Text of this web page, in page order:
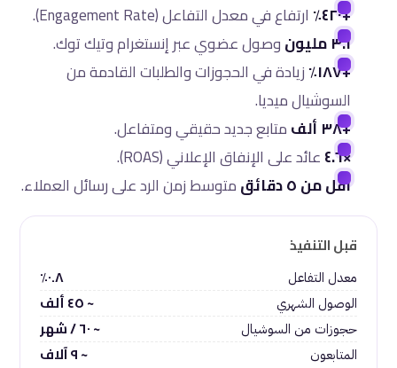
+٤٢٠٪
ارتفاع في معدل التفاعل (Engagement Rate).
٣.١ مليون
وصول عضوي عبر إنستغرام وتيك توك.
+١٨٧٪
زيادة في الحجوزات والطلبات القادمة من
السوشيال ميديا.
+٣٨ ألف
متابع جديد حقيقي ومتفاعل.
×٤.٦
عائد على الإنفاق الإعلاني (ROAS).
أقل من ٥ دقائق
متوسط زمن الرد على رسائل العملاء.
قبل التنفيذ
معدل التفاعل ٠.٨٪
الوصول الشهري ~ ٤٥ ألف
حجوزات من السوشيال ~ ٦٠ / شهر
المتابعون ~ ٩ آلاف